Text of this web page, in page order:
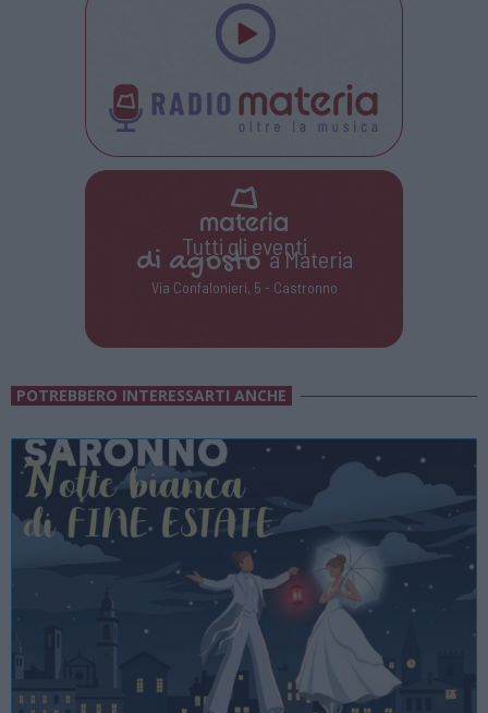
Tutti gli eventi
di agostoa Materia
Via Confalonieri, 5 - Castronno
POTREBBERO INTERESSARTI ANCHE